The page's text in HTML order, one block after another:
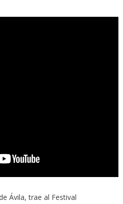
Ávila, trae al Festival